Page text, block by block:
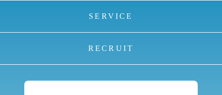
SERVICE
RECRUIT